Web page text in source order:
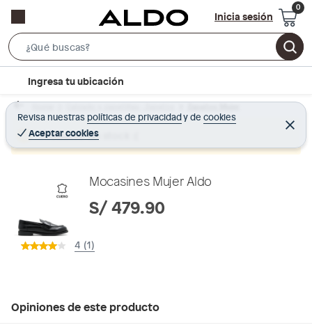
Inicia sesión
e
r
c
B
r
c
t
Ingresa tu ubicación
Revisa nuestras políticas de privacidadyde cookies
Aceptar cookies
C
e
r
Home Calzado y zapatillas - Zapatos Zapatos Mujer
Producto sin stock :(
Mocasines Mujer Aldo
S/ 479.90
4 (1)
Opiniones de este producto